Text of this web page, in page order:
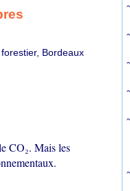
Bordeaux
CO₂. Mais les